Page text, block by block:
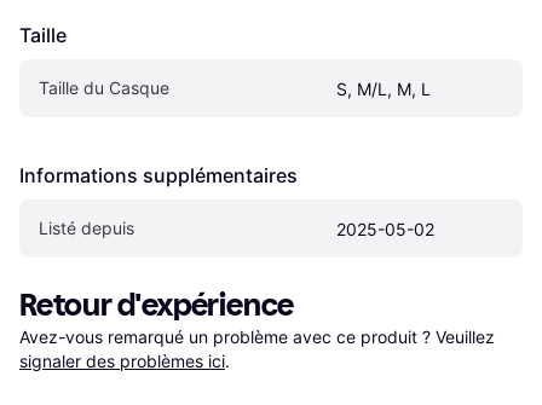
Taille
Taille du Casque S, M/L, M, L
Informations supplémentaires
Listé depuis 2025-05-02
Retour d'expérience
Avez-vous remarqué un problème avec ce produit ? Veuillez
signaler des problèmes ici.